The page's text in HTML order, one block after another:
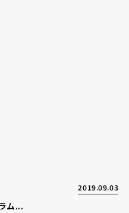
2019.09.03
ム...